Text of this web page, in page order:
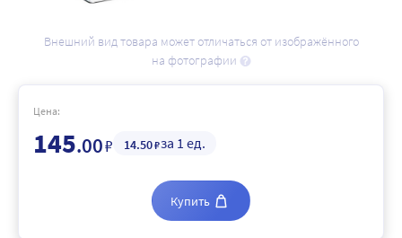
Внешний вид товара может отличаться от изображённого
на фотографии
Цена:
145.00₽ 14.50₽за 1 ед.
Купить